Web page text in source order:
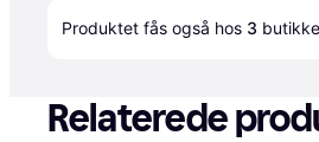
Produktet fås også hos 3
Relaterede